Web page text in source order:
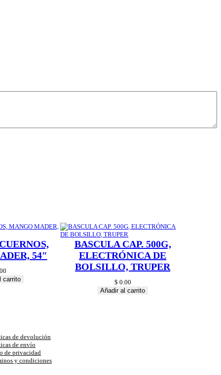
54″
carrito
BASCULA CAP. 500G,
ELECTRÓNICA DE
BOLSILLO, TRUPER
$ 0.00
Añadir al carrito
de devolución
de envío
de privacidad
y condiciones